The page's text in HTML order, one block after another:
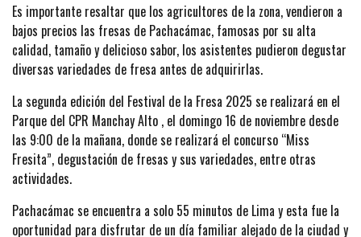
Es importante resaltar que los agricultores de la zona, vendieron a
bajos precios las fresas de Pachacámac, famosas por su alta
calidad, tamaño y delicioso sabor, los asistentes pudieron degustar
diversas variedades de fresa antes de adquirirlas.
La segunda edición del Festival de la Fresa 2025 se realizará en el
Parque del CPR Manchay Alto , el domingo 16 de noviembre desde
las 9:00 de la mañana, donde se realizará el concurso “Miss
Fresita”, degustación de fresas y sus variedades, entre otras
actividades.
Pachacámac se encuentra a solo 55 minutos de Lima y esta fue la
oportunidad para disfrutar de un día familiar alejado de la ciudad y